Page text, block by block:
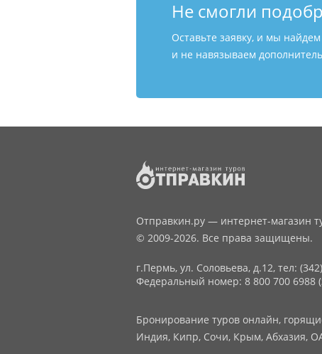
Не смогли
Оставьте заявку, и мы
и не навязываем
Отправкин.ру — интернет-магазин
© 2009-2026. Все права защищены.
г.Пермь, ул. Соловьева, д.12, тел:
Федеральный номер: 8 800 700 6988
Бронирование туров онлайн,
Индия, Кипр, Сочи, Крым, Абхазия,